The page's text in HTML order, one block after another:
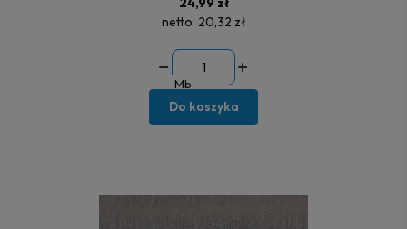
netto: 20,32 zł
Mb
Do koszyka